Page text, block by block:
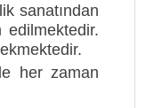
sanatından
edilmektedir.
her zaman